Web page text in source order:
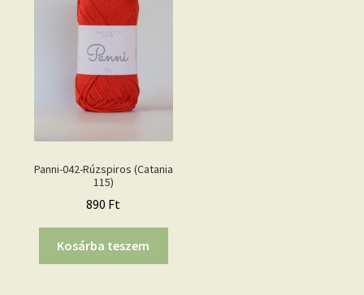
Panni-042-Rúzspiros (Catania
115)
890 Ft
Kosárba teszem